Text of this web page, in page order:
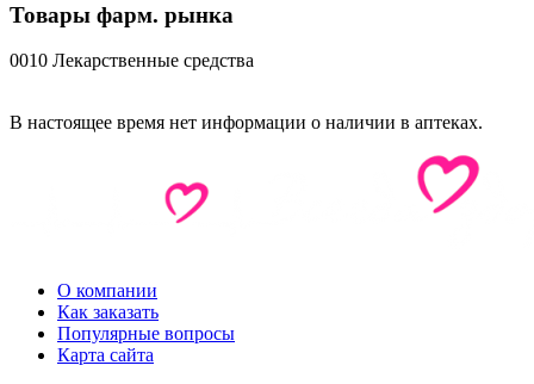
Товары фарм. рынка
0010 Лекарственные средства
В настоящее время нет информации о наличии в аптеках.
О компании
Как заказать
Популярные вопросы
Карта сайта